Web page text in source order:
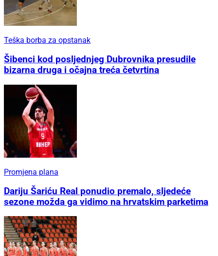
Teška borba za opstanak
Šibenci kod posljednjeg Dubrovnika presudile
bizarna druga i očajna treća četvrtina
Promjena plana
Dariju Šariću Real ponudio premalo, sljedeće
sezone možda ga vidimo na hrvatskim parketima